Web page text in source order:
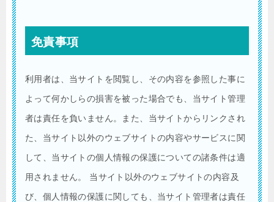
免責事項
利用者は、当サイトを閲覧し、その内容を参照した事に
よって何かしらの損害を被った場合でも、当サイト管理
者は責任を負いません。また、当サイトからリンクされ
た、当サイト以外のウェブサイトの内容やサービスに関
して、当サイトの個人情報の保護についての諸条件は適
用されません。 当サイト以外のウェブサイトの内容及
び、個人情報の保護に関しても、当サイト管理者は責任